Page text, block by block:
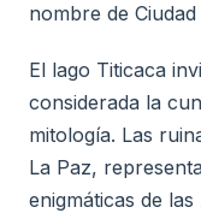
nombre de
El lago Titicaca
considerada la
mitología. Las
La Paz,
enigmáticas de